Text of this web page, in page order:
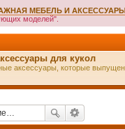
МЕБЕЛЬ И АКСЕССУАРЫ
моделей".
для кукол
аксессуары, которые